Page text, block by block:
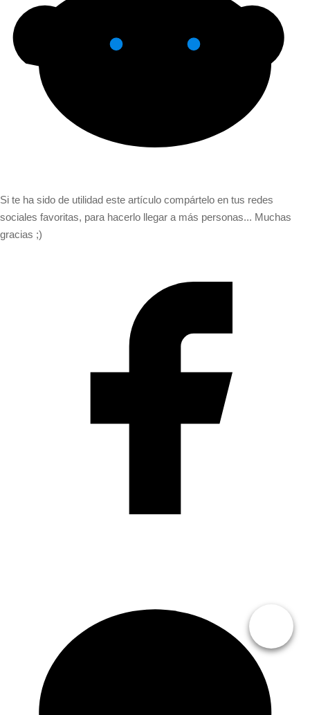
Si te ha sido de utilidad este artículo compártelo en tus redes
sociales favoritas, para hacerlo llegar a más personas... Muchas
gracias ;)